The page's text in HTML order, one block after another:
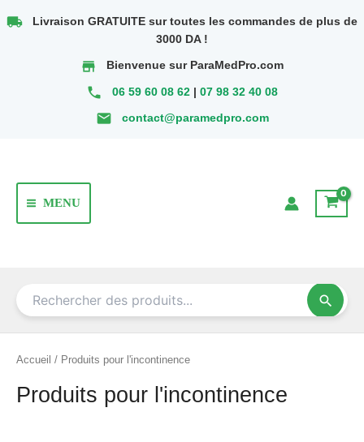
aulocal_shipping
Livraison GRATUITE sur toutes les commandes de plus de
3000 DA !
store Bienvenue sur ParaMedPro.com
phone 06 59 60 08 62 | 07 98 32 40 08
email contact@paramedpro.com
MENU
search
Accueil / Produits pour l'incontinence
Produits pour l'incontinence